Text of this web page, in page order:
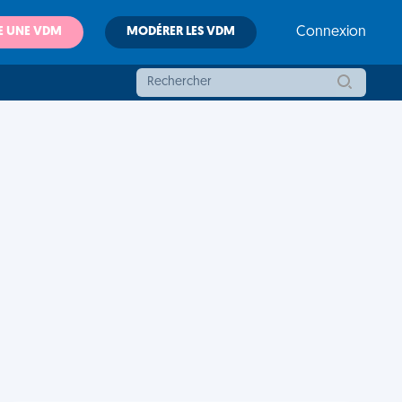
UNE VDM MODÉRER LES VDM Connexion